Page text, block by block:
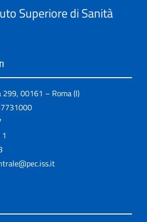
Superiore di Sanità
299, 00161 – Roma (I)